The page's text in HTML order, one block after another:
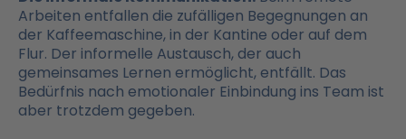
Arbeiten entfallen die zufälligen Begegnungen an
der Kaffeemaschine, in der Kantine oder auf dem
Flur. Der informelle Austausch, der auch
gemeinsames Lernen ermöglicht, entfällt. Das
Bedürfnis nach emotionaler Einbindung ins Team ist
aber trotzdem gegeben.